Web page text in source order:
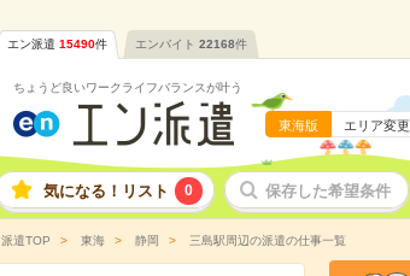
エン派遣 15490件 エンバイト 22168件
ちょうど良いワークライフバランスが叶う
東海版 エリア変更
気になる！リスト 0 保存した希望条件
派遣TOP 東海 静岡 三島駅周辺の派遣の仕事一覧